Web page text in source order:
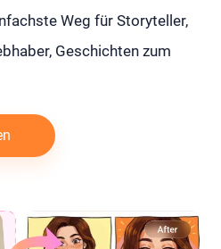
Weg für Storyteller,
Geschichten zum